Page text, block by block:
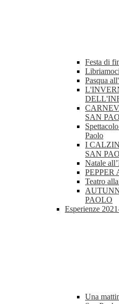
Festa di
Pasqua
SAN
Paolo
I
SAN
Natale
Teatro
PAOLO
Esperienze
Una